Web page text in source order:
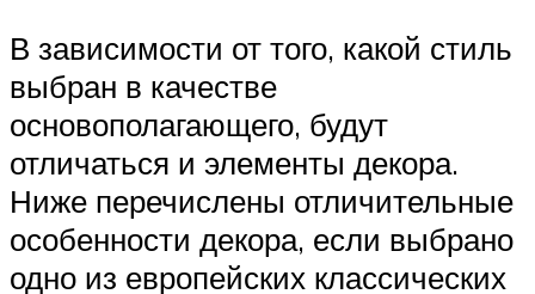
В зависимости от того, какой стиль
выбран в качестве
основополагающего, будут
отличаться и элементы декора.
Ниже перечислены отличительные
особенности декора, если выбрано
одно из европейских классических